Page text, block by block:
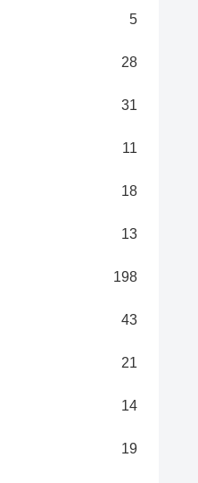
5
28
31
11
18
13
198
43
21
14
19